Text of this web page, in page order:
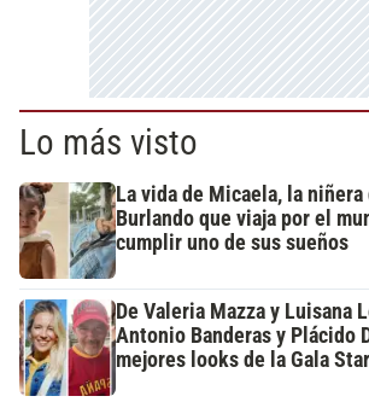
Lo más visto
La vida de Micaela, la niñera
Burlando que viaja por el
cumplir uno de sus sueños
De Valeria Mazza y Luisana
Antonio Banderas y Plácido
mejores looks de la Gala